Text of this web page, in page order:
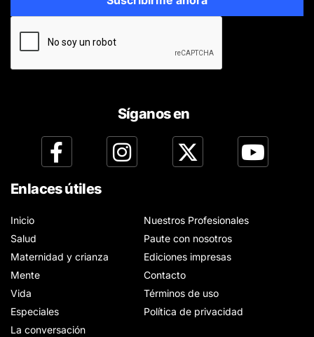
Síganos en
Enlaces útiles
Inicio
Salud
Maternidad y crianza
Mente
Vida
Especiales
La conversación
Nuestros Profesionales
Paute con nosotros
Ediciones impresas
Contacto
Términos de uso
Política de privacidad